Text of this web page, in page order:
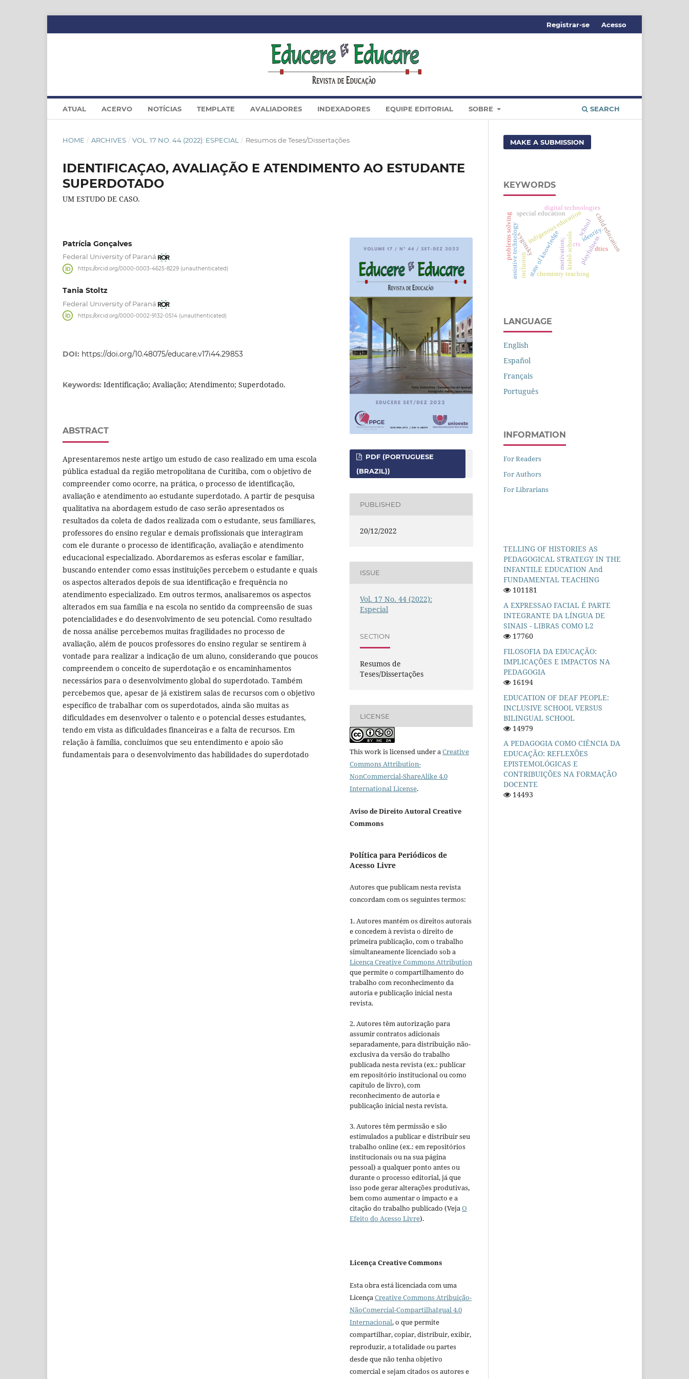
ATUAL ACERVO NOTÍCIAS TEMPLATE AVALIADORES INDEXADORES EQUIPE EDITORIAL SOBRE SEARCH
Registrar-se Acesso
HOME / ARCHIVES / VOL. 17 NO. 44 (2022): ESPECIAL / Resumos de Teses/Dissertações
IDENTIFICAÇAO, AVALIAÇÃO E ATENDIMENTO AO ESTUDANTE
SUPERDOTADO
UM ESTUDO DE CASO.
Patrícia Gonçalves
Federal University of Paraná
https://orcid.org/0000-0003-4625-8229 (unauthenticated)
Tania Stoltz
Federal University of Paraná
https://orcid.org/0000-0002-9132-0514 (unauthenticated)
DOI: https://doi.org/10.48075/educare.v17i44.29853
Keywords: Identificação; Avaliação; Atendimento; Superdotado.
ABSTRACT
Apresentaremos neste artigo um estudo de caso realizado em uma escola
pública estadual da região metropolitana de Curitiba, com o objetivo de
compreender como ocorre, na prática, o processo de identificação,
avaliação e atendimento ao estudante superdotado. A partir de pesquisa
qualitativa na abordagem estudo de caso serão apresentados os
resultados da coleta de dados realizada com o estudante, seus familiares,
professores do ensino regular e demais profissionais que interagiram
com ele durante o processo de identificação, avaliação e atendimento
educacional especializado. Abordaremos as esferas escolar e familiar,
buscando entender como essas instituições percebem o estudante e quais
os aspectos alterados depois de sua identificação e frequência no
atendimento especializado. Em outros termos, analisaremos os aspectos
alterados em sua família e na escola no sentido da compreensão de suas
potencialidades e do desenvolvimento de seu potencial. Como resultado
de nossa análise percebemos muitas fragilidades no processo de
avaliação, além de poucos professores do ensino regular se sentirem à
vontade para realizar a indicação de um aluno, considerando que poucos
compreendem o conceito de superdotação e os encaminhamentos
necessários para o desenvolvimento global do superdotado. Também
percebemos que, apesar de já existirem salas de recursos com o objetivo
específico de trabalhar com os superdotados, ainda são muitas as
dificuldades em desenvolver o talento e o potencial desses estudantes,
tendo em vista as dificuldades financeiras e a falta de recursos. Em
relação à família, concluímos que seu entendimento e apoio são
fundamentais para o desenvolvimento das habilidades do superdotado
PDF (PORTUGUESE
(BRAZIL))
PUBLISHED
20/12/2022
ISSUE
Vol. 17 No. 44 (2022):
Especial
SECTION
Resumos de
Teses/Dissertações
LICENSE
This work is licensed under aCreative
Commons Attribution-
NonCommercial-ShareAlike 4.0
International License.
Aviso de Direito Autoral Creative
Commons
Política para Periódicos de
Acesso Livre
Autores que publicam nesta revista
concordam com os seguintes termos:
1. Autores mantém os direitos autorais
e concedem à revista o direito de
primeira publicação, com o trabalho
simultaneamente licenciado sob a
Licença Creative Commons Attribution
que permite o compartilhamento do
trabalho com reconhecimento da
autoria e publicação inicial nesta
revista.
2. Autores têm autorização para
assumir contratos adicionais
separadamente, para distribuição não-
exclusiva da versão do trabalho
publicada nesta revista (ex.: publicar
em repositório institucional ou como
capítulo de livro), com
reconhecimento de autoria e
publicação inicial nesta revista.
3. Autores têm permissão e são
estimulados a publicar e distribuir seu
trabalho online (ex.: em repositórios
institucionais ou na sua página
pessoal) a qualquer ponto antes ou
durante o processo editorial, já que
isso pode gerar alterações produtivas,
bem como aumentar o impacto e a
citação do trabalho publicado (VejaO
Efeito do Acesso Livre).
Licença Creative Commons
Esta obra está licenciada com uma
LicençaCreative Commons Atribuição-
NãoComercial-CompartilhaIgual 4.0
Internacional, o que permite
compartilhar, copiar, distribuir, exibir,
reproduzir, a totalidade ou partes
desde que não tenha objetivo
comercial e sejam citados os autores e
MAKE A SUBMISSION
KEYWORDS
indigenous education
krahô schools identity.
state of knowledge
school
digital technologies
child education
chemistry teaching
vygotsky cts
inclusion playfulness
assistive technology
special education
dtics
problems solving motivation;
LANGUAGE
English
Español
Français
Português
INFORMATION
For Readers
For Authors
For Librarians
TELLING OF HISTORIES AS
PEDAGOGICAL STRATEGY IN THE
INFANTILE EDUCATION And
FUNDAMENTAL TEACHING
101181
A EXPRESSAO FACIAL É PARTE
INTEGRANTE DA LÍNGUA DE
SINAIS - LIBRAS COMO L2
17760
FILOSOFIA DA EDUCAÇÃO:
IMPLICAÇÕES E IMPACTOS NA
PEDAGOGIA
16194
EDUCATION OF DEAF PEOPLE:
INCLUSIVE SCHOOL VERSUS
BILINGUAL SCHOOL
14979
A PEDAGOGIA COMO CIÊNCIA DA
EDUCAÇÃO: REFLEXÕES
EPISTEMOLÓGICAS E
CONTRIBUIÇÕES NA FORMAÇÃO
DOCENTE
14493